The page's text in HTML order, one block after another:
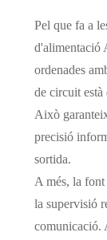
Pel que fa a
d'alimentació
ordenades
de circuit està
Això
precisió
sortida.
A més, la
la supervisió
comunicació.